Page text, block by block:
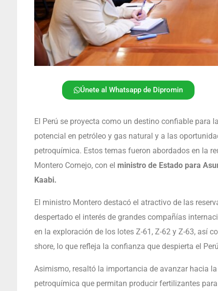
Únete al Whatsapp de Dipromin
El Perú se proyecta como un destino confiable para
potencial en petróleo y gas natural y a las
petroquímica. Estos temas fueron abordados en la
Montero Cornejo, con el ministro de Estado para
Kaabi.
El ministro Montero destacó el atractivo de las
despertado el interés de grandes compañías
en la exploración de los lotes Z-61, Z-62 y Z-63, así
shore, lo que refleja la confianza que despierta el
Asimismo, resaltó la importancia de avanzar hacia
petroquímica que permitan producir fertilizantes